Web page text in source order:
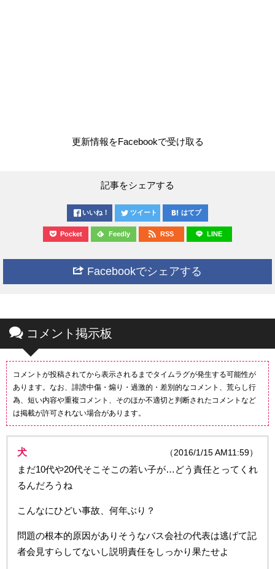
更新情報をFacebookで受け取る
記事をシェアする
いいね！ ツイート はてブ
Pocket Feedly RSS LINE
Facebookでシェアする
コメント掲示板
コメントが投稿されてから表示されるまでタイムラグが発生する可能性が
あります。なお、誹謗中傷・煽り・過激的・差別的なコメント、荒らし行
為、短い内容や重複コメント、そのほか不適切と判断されたコメントなど
は掲載が許可されない場合があります。
犬 （2016/1/15 AM11:59）
まだ10代や20代そこそこの若い子が…どう責任とってくれ
るんだろうね
こんなにひどい事故、何年ぶり？
問題の根本的原因がありそうなバス会社の代表は逃げて記
者会見すらしてないし説明責任をしっかり果たせよ